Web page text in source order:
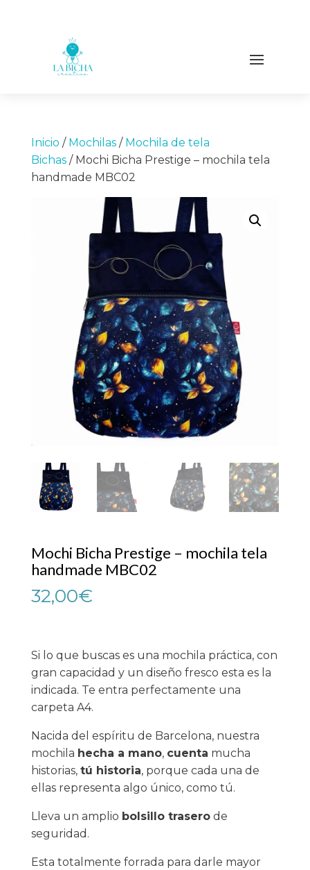
Inicio / Mochilas/ Mochila de tela
Bichas/ Mochi Bicha Prestige – mochila tela
handmade MBC02
Mochi Bicha Prestige – mochila tela
handmade MBC02
32,00€
Si lo que buscas es una mochila práctica, con
gran capacidad y un diseño fresco esta es la
indicada. Te entra perfectamente una
carpeta A4.
Nacida del espíritu de Barcelona, nuestra
mochila hecha a mano, cuenta mucha
historias, tú historia, porque cada una de
ellas representa algo único, como tú.
Lleva un amplio bolsillo traserode
seguridad.
Esta totalmente forrada para darle mayor